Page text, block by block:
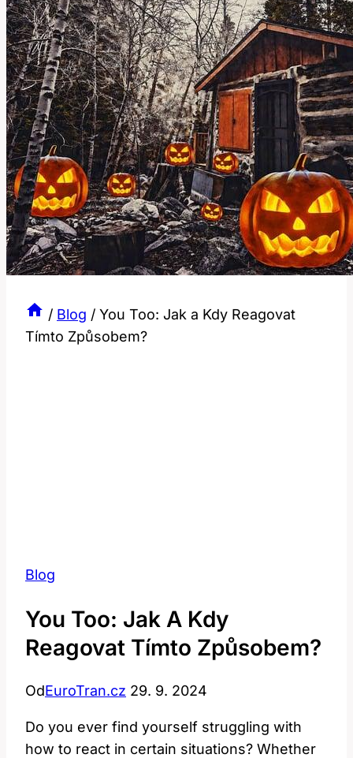
/ Blog / You Too: Jak a Kdy Reagovat
Tímto Způsobem?
Blog
You Too: Jak A Kdy
Reagovat Tímto Způsobem?
OdEuroTran.cz 29. 9. 2024
Do you ever find yourself struggling with
how to react in certain ⁤situations? Whether